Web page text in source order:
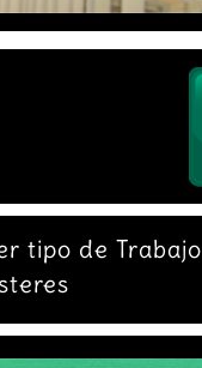
tipo de Trabajo